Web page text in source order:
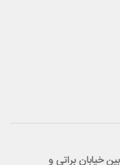
خیابان براتی و